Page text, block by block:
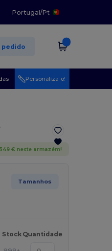
Portugal/Pt
pedido
Personaliza-o!
€ neste armazém!
Tamanhos
Stock Quantidade